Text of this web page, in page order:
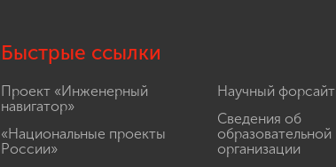
Быстрые ссылки
Проект «Инженерный
навигатор»
«Национальные проекты
России»
Научный форсайт
Сведения об
образовательной
организации